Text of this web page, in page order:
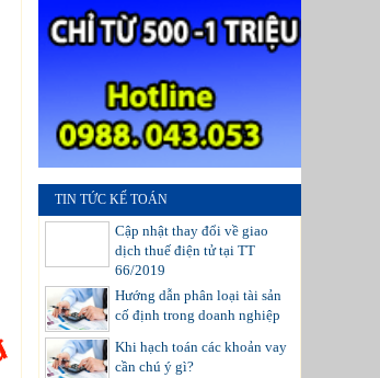
TIN TỨC KẾ TOÁN
Cập nhật thay đổi về giao
dịch thuế điện tử tại TT
66/2019
Hướng dẫn phân loại tài sản
cố định trong doanh nghiệp
Khi hạch toán các khoản vay
cần chú ý gì?